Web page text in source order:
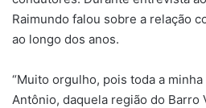
Raimundo falou sobre a relação
ao longo dos anos.
“Muito orgulho, pois toda a
Antônio, daquela região do Barro